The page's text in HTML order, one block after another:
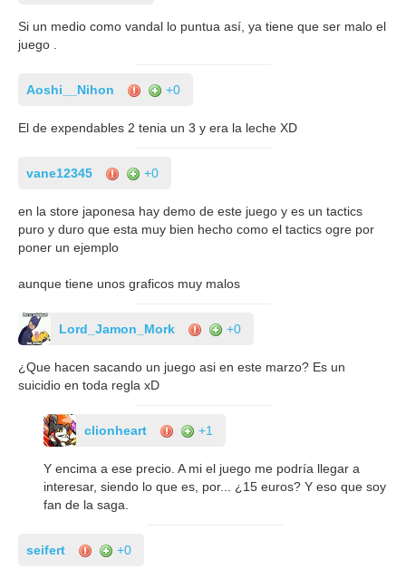
Si un medio como vandal lo puntua así, ya tiene que ser malo el
juego .
Aoshi__Nihon +0
El de expendables 2 tenia un 3 y era la leche XD
vane12345 +0
en la store japonesa hay demo de este juego y es un tactics
puro y duro que esta muy bien hecho como el tactics ogre por
poner un ejemplo
aunque tiene unos graficos muy malos
Lord_Jamon_Mork +0
¿Que hacen sacando un juego asi en este marzo? Es un
suicidio en toda regla xD
clionheart +1
Y encima a ese precio. A mi el juego me podría llegar a
interesar, siendo lo que es, por... ¿15 euros? Y eso que soy
fan de la saga.
seifert +0